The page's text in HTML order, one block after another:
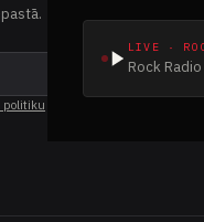
LIVE ·
Rock
politiku